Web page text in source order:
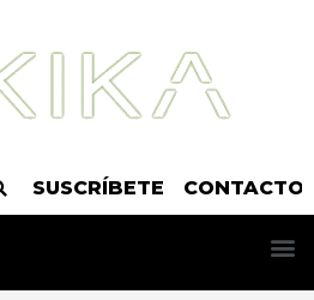
SUSCRÍBETE CONTACTO